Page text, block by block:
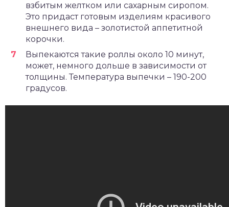
взбитым желтком или сахарным сиропом.
Это придаст готовым изделиям красивого
внешнего вида – золотистой аппетитной
корочки.
Выпекаются такие роллы около 10 минут,
может, немного дольше в зависимости от
толщины. Температура выпечки – 190-200
градусов.